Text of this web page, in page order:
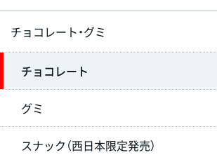
チョコレート・グミ
チョコレート
グミ
スナック（西日本限定発売）